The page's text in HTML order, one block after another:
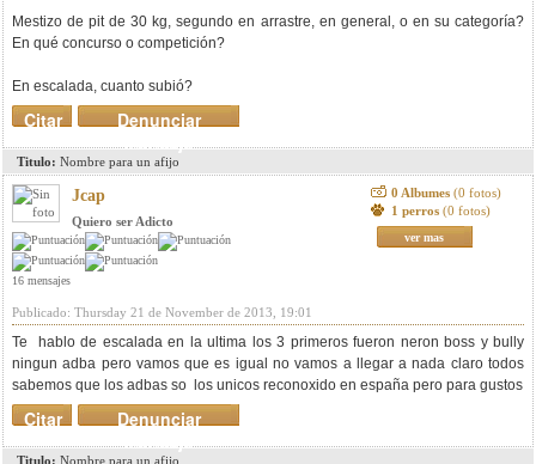
Mestizo de pit de 30 kg, segundo en arrastre, en general, o en su categoría?
En qué concurso o competición?
En escalada, cuanto subió?
Denunciar
mensaje
Citar
Titulo: Nombre para un afijo
Jcap
Quiero ser Adicto
16 mensajes
0 Albumes (0 fotos)
1 perros (0 fotos)
ver mas
Publicado: Thursday 21 de November de 2013, 19:01
Te hablo de escalada en la ultima los 3 primeros fueron neron boss y bully
ningun adba pero vamos que es igual no vamos a llegar a nada claro todos
sabemos que los adbas so los unicos reconoxido en españa pero para gustos
Denunciar
mensaje
Citar
Titulo: Nombre para un afijo